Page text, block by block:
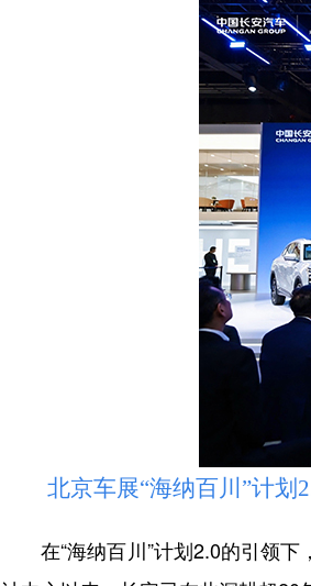
北京车展“海纳百川”计划
在“海纳百川”计划2.0的引领下